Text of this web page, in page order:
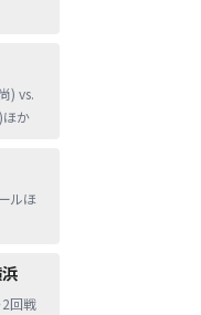
) vs.
ほか
ルほ
2回戦